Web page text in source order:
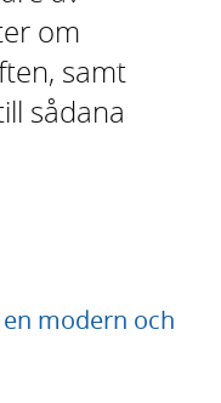
om
samt
sådana
modern och